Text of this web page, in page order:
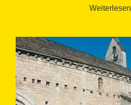
dem 16. Jahrhundert.
Weiterlesen